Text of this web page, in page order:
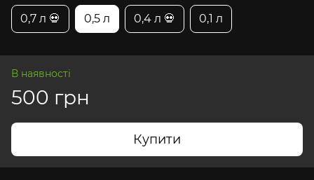
0,7 л 💀
0,5 л 0,4 л 💀 0,1 л
В наявності
500 грн
Купити